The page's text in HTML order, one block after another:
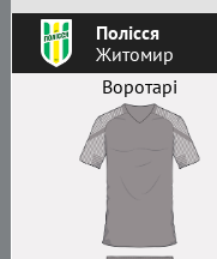
Полісся
Житомир
Воротарі